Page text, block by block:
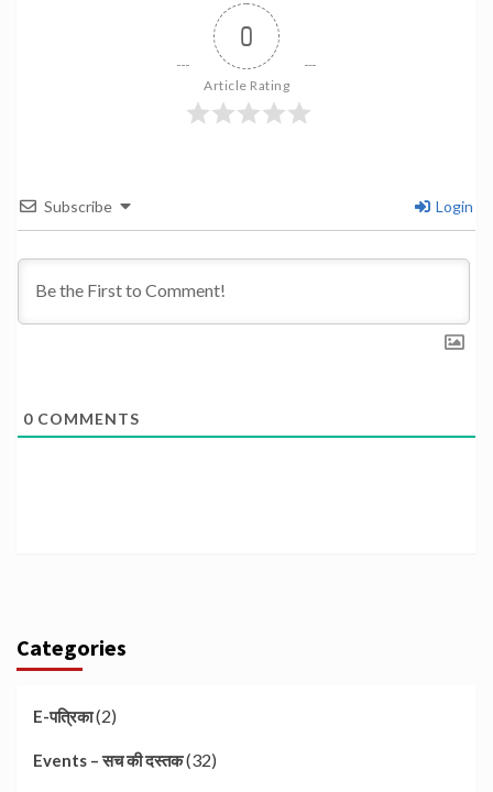
0
Article Rating
Subscribe Login
0 COMMENTS
Categories
E-पत्रिका(2)
Events – सच की दस्तक(32)